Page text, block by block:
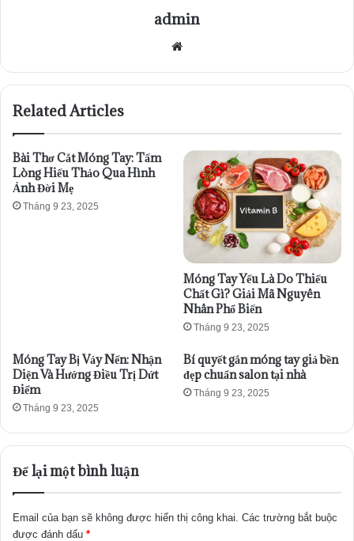
admin
Website
Related Articles
Bài Thơ Cắt Móng Tay: Tấm
Lòng Hiếu Thảo Qua Hình
Ảnh Đời Mẹ
Tháng 9 23, 2025
Móng Tay Yếu Là Do Thiếu
Chất Gì? Giải Mã Nguyên
Nhân Phổ Biến
Tháng 9 23, 2025
Móng Tay Bị Vảy Nến: Nhận
Diện Và Hướng Điều Trị Dứt
Điểm
Tháng 9 23, 2025
Bí quyết gắn móng tay giả bền
đẹp chuẩn salon tại nhà
Tháng 9 23, 2025
Để lại một bình luận
Email của bạn sẽ không được hiển thị công khai. Các trường bắt buộc
được đánh dấu *